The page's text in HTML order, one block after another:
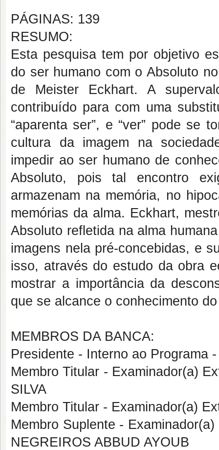
PÁGINAS: 139
RESUMO:
Esta pesquisa tem por objetivo
do ser humano com o Absoluto
de Meister Eckhart. A
contribuído para com uma
“aparenta ser”, e “ver” pode se
cultura da imagem na
impedir ao ser humano de
Absoluto, pois tal encontro
armazenam na memória, no
memórias da alma. Eckhart,
Absoluto refletida na alma
imagens nela pré-concebidas, e
isso, através do estudo da obra
mostrar a importância da
que se alcance o conhecimento
MEMBROS DA BANCA:
Presidente - Interno ao Programa
Membro Titular - Examinador(a)
SILVA
Membro Titular - Examinador(a)
Membro Suplente -
NEGREIROS ABBUD AYOUB